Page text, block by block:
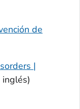
de
|
inglés)